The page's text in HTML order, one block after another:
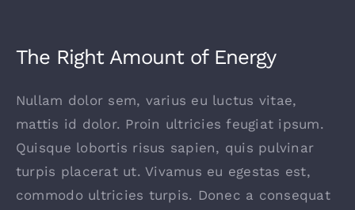
The Right Amount of Energy
Nullam dolor sem, varius eu luctus vitae,
mattis id dolor. Proin ultricies feugiat ipsum.
Quisque lobortis risus sapien, quis pulvinar
turpis placerat ut. Vivamus eu egestas est,
commodo ultricies turpis. Donec a consequat